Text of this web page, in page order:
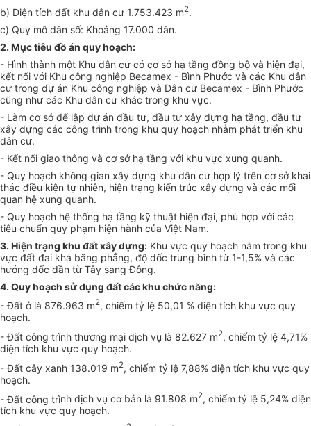
b) Diện tích đất khu dân cư 1.753.423 m2.
c) Quy mô dân số: Khoảng 17.000 dân.
2. Mục tiêu đồ án quy hoạch:
- Hình thành một Khu dân cư có cơ sở hạ tầng đồng bộ và hiện đại,
kết nối với Khu công nghiệp Becamex - Bình Phước và các Khu dân
cư trong dự án Khu công nghiệp và Dân cư Becamex - Bình Phước
cũng như các Khu dân cư khác trong khu vực.
- Làm cơ sở để lập dự án đầu tư, đầu tư xây dựng hạ tầng, đầu tư
xây dựng các công trình trong khu quy hoạch nhằm phát triển khu
dân cư.
- Kết nối giao thông và cơ sở hạ tầng với khu vực xung quanh.
- Quy hoạch không gian xây dựng khu dân cư hợp lý trên cơ sở khai
thác điều kiện tự nhiên, hiện trạng kiến trúc xây dựng và các mối
quan hệ xung quanh.
- Quy hoạch hệ thống hạ tầng kỹ thuật hiện đại, phù hợp với các
tiêu chuẩn quy phạm hiện hành của Việt Nam.
3. Hiện trạng khu đất xây dựng: Khu vực quy hoạch nằm trong khu
vực đất đai khá bằng phẳng, độ dốc trung bình từ 1-1,5% và các
hướng dốc dần từ Tây sang Đông.
4. Quy hoạch sử dụng đất các khu chức năng:
- Đất ở là 876.963 m2, chiếm tỷ lệ 50,01 % diện tích khu vực quy
hoạch.
- Đất công trình thương mại dịch vụ là 82.627 m2, chiếm tỷ lệ 4,71%
diện tích khu vực quy hoạch.
- Đất cây xanh 138.019 m2, chiếm tỷ lệ 7,88% diện tích khu vực quy
hoạch.
- Đất công trình dịch vụ cơ bản là 91.808 m2, chiếm tỷ lệ 5,24% diện
tích khu vực quy hoạch.